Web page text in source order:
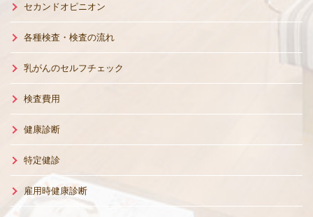
セカンドオピニオン
各種検査・検査の流れ
乳がんのセルフチェック
検査費用
健康診断
特定健診
雇用時健康診断